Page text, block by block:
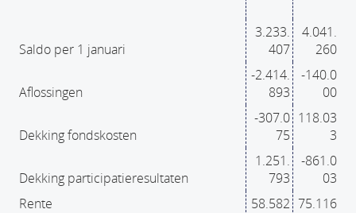
Saldo per 1 januari
3.233.
407
4.041.
260
Aflossingen
-2.414.
893
-140.0
00
Dekking fondskosten
-307.0
75
118.03
3
Dekking participatieresultaten
1.251.
793
-861.0
03
Rente
58.582 75.116